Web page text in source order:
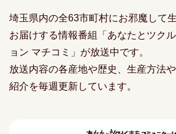
埼玉県内の全63市町村にお邪魔して
お届けする情報番組「あなたとツク
ョン マチコミ」が放送中です。
放送内容の各産地や歴史、生産方法
紹介を毎週更新しています。